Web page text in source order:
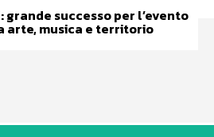
grande successo per l’evento
arte, musica e territorio